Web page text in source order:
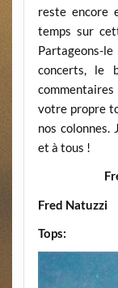
reste encore
temps sur
Partageons-
concerts, le
votre propre
nos colonnes.
et à tous !
Fred Natuzzi
Tops: